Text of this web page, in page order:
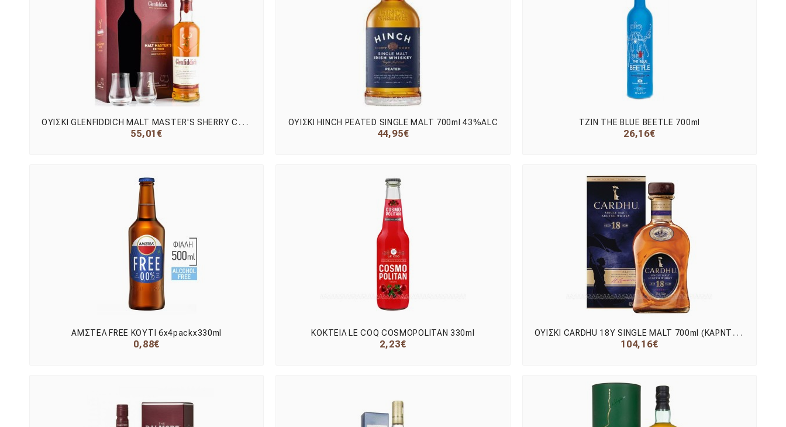
Ο
ΥΙΣΚΙ GLENFIDDICH MALT MASTER'S SHERRY CASK 700ml(ΓΚΛΕΝΦΙΝΤΙΧ) ΠΟΤΗΡΙΑ
55,01€
ΟΥΙΣΚΙ HINCH PEATED SINGLE MALT 700ml 43%ALC
44,95€
ΤΖΙΝ THE BLUE BEETLE 700ml
26,16€
ΑΜΣΤΕΛ FREE ΚΟΥΤΙ 6x4packx330ml
0,88€
ΚΟΚΤΕΙΛ LE COQ COSMOPOLITAN 330ml
2,23€
Ο
ΥΙΣΚΙ CARDHU 18Y SINGLE MALT 700ml (ΚΑΡΝΤΟΥ)
104,16€